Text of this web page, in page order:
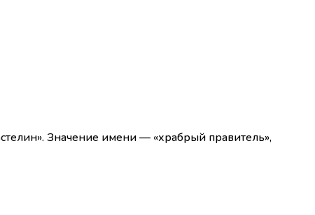
Значение имени — «храбрый правитель»,